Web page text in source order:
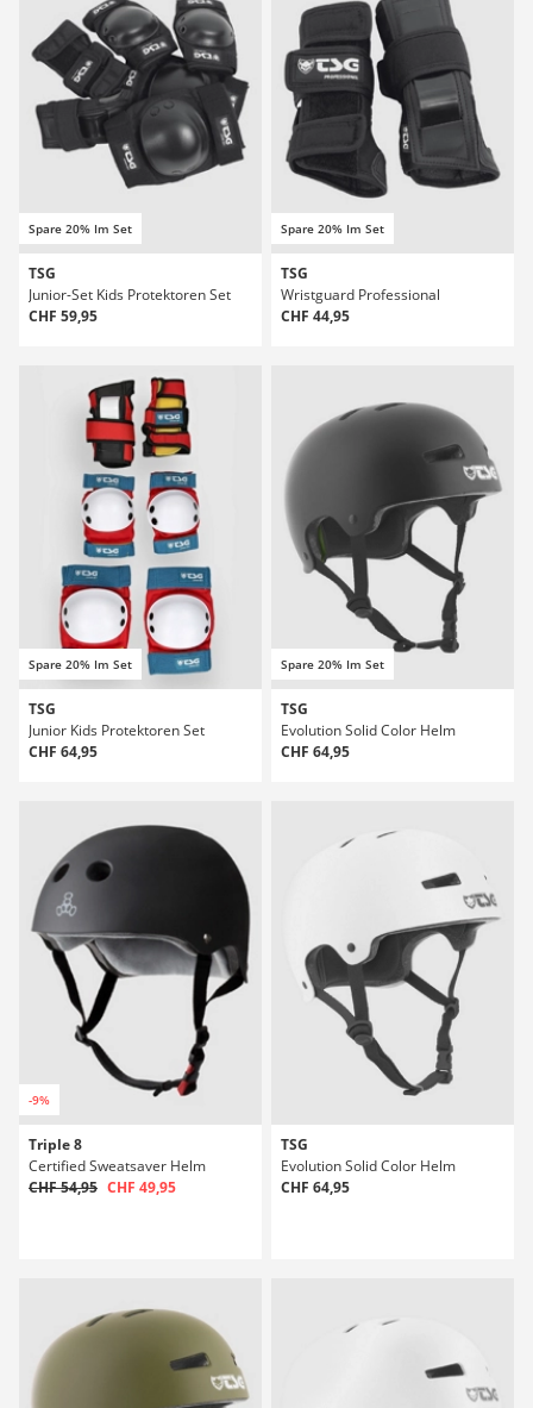
Spare 20% Im Set
TSG
Junior-Set Kids Protektoren Set
CHF 59,95
Spare 20% Im Set
TSG
Wristguard Professional
CHF 44,95
Spare 20% Im Set
TSG
Junior Kids Protektoren Set
CHF 64,95
Spare 20% Im Set
TSG
Evolution Solid Color Helm
CHF 64,95
-9%
Triple 8
Certified Sweatsaver Helm
CHF 54,95 CHF 49,95
TSG
Evolution Solid Color Helm
CHF 64,95